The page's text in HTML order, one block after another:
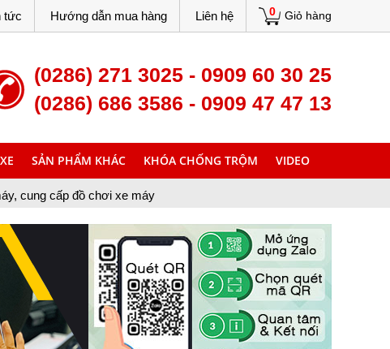
0 Giỏ hàng
tức Hướng dẫn mua hàng Liên hệ
(0286) 271 3025 - 0909 60 30 25
(0286) 686 3586 - 0909 47 47 13
SẢN PHẨM KHÁC KHÓA CHỐNG TRỘM VIDEO
xe máy